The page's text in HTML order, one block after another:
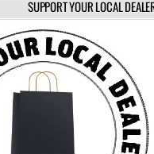
SUPPORT YOUR LOCAL